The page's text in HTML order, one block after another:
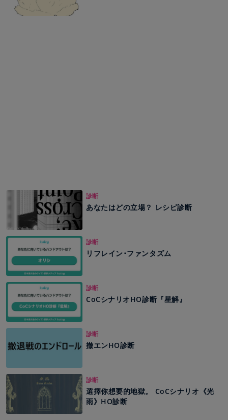
診断
あなたはどの立場？ レシピ診断
診断
リフレイン･ファンタズム
診断
CoCシナリオHO診断『星解』
診断
撤エンHO診断
診断
選擇你想要的地獄。 CoCシナリオ《光
雨》HO診断